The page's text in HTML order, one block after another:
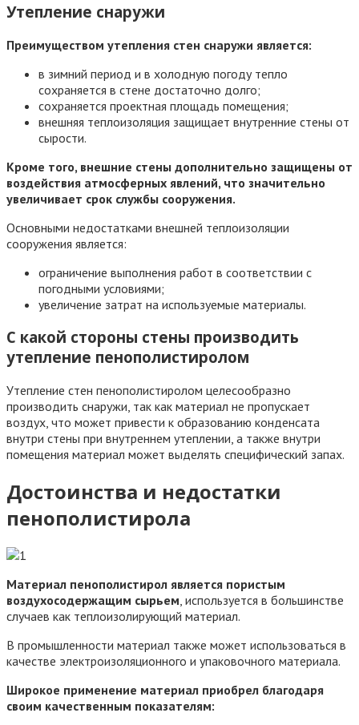
Утепление снаружи
Преимуществом утепления стен снаружи является:
в зимний период и в холодную погоду тепло
сохраняется в стене достаточно долго;
сохраняется проектная площадь помещения;
внешняя теплоизоляция защищает внутренние стены от
сырости.
Кроме того, внешние стены дополнительно защищены от
воздействия атмосферных явлений, что значительно
увеличивает срок службы сооружения.
Основными недостатками внешней теплоизоляции
сооружения является:
ограничение выполнения работ в соответствии с
погодными условиями;
увеличение затрат на используемые материалы.
С какой стороны стены производить
утепление пенополистиролом
Утепление стен пенополистиролом целесообразно
производить снаружи, так как материал не пропускает
воздух, что может привести к образованию конденсата
внутри стены при внутреннем утеплении, а также внутри
помещения материал может выделять специфический запах.
Достоинства и недостатки
пенополистирола
Материал пенополистирол является пористым
воздухосодержащим сырьем , используется в большинстве
случаев как теплоизолирующий материал.
В промышленности материал также может использоваться в
качестве электроизоляционного и упаковочного материала.
Широкое применение материал приобрел благодаря
своим качественным показателям: